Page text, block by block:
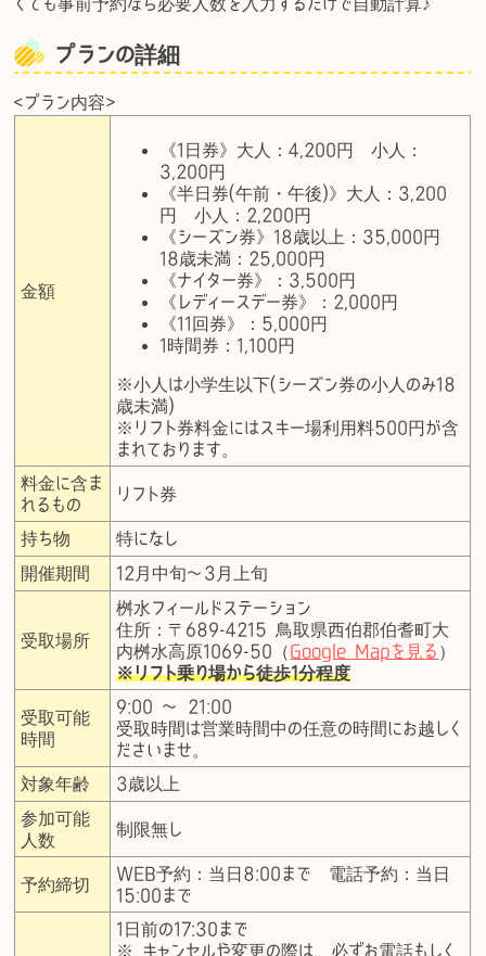
プランの詳細
<プラン内容>
金額
《1日券》大人：4,200円 小人：
3,200円
《半日券(午前・午後)》大人：3,200
円 小人：2,200円
《シーズン券》18歳以上：35,000円
18歳未満：25,000円
《ナイター券》：3,500円
《レディースデー券》：2,000円
《11回券》：5,000円
1時間券：1,100円
※小人は小学生以下(シーズン券の小人のみ18
歳未満)
※リフト券料金にはスキー場利用料500円が含
まれております。
料金に含ま
れるもの
リフト券
持ち物
特になし
開催期間
12月中旬〜3月上旬
受取場所
桝水フィールドステーション
住所：〒689-4215 鳥取県西伯郡伯耆町大
内桝水高原1069-50 （Google Mapを見る ）
※リフト乗り場から徒歩1分程度
受取可能
時間
9:00 〜 21:00
受取時間は営業時間中の任意の時間にお越しく
ださいませ。
対象年齢
3歳以上
参加可能
人数
制限無し
予約締切
WEB予約：当日8:00まで 電話予約：当日
15:00まで
1日前の17:30まで
※ キャンセルや変更の際は、必ずお電話もしく